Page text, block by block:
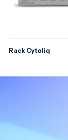
Rack Cytoliq